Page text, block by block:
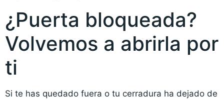
¿Puerta bloqueada?
Volvemos a abrirla por
ti
Si te has quedado fuera o tu cerradura ha dejado de